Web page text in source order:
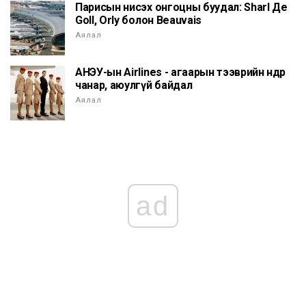
Парисын нисэх онгоцны буудал: Sharl Де
Goll, Orly болон Beauvais
Аялал
АНЭУ-ын Airlines - агаарын тээврийн өндөр
чанар, аюулгүй байдал
Аялал
ad